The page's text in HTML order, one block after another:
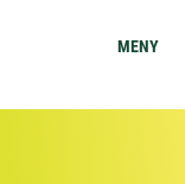
MENY